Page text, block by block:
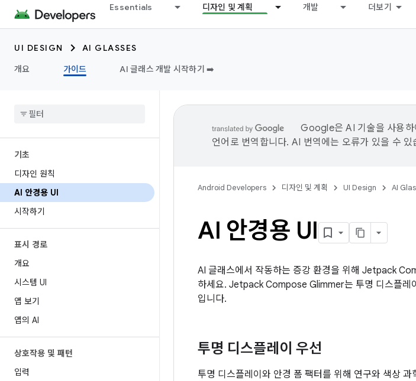
Essentials 디자인 및 계획 개발 더보기
UI DESIGN
AI GLASSES
개요
가이드 AI 글래스 개발 시작하기 ➡️
기초
디자인 원칙
AI 안경용 UI
시작하기
표시 경로
개요
시스템 UI
앱 보기
앱의 AI
상호작용 및 패턴
입력
Google은 AI 기술을 사용하
언어로 번역합니다. AI 번역에는 오류가 있을 수 있
Android Developers 디자인 및 계획 UI Design AI
AI 안경용 UI
AI 글래스에서 작동하는 증강 환경을 위해 Jetpack
하세요. Jetpack Compose Glimmer는 투명 디스플레
입니다.
투명 디스플레이 우선
투명 디스플레이와 안경 폼 팩터를 위해 연구와 색상